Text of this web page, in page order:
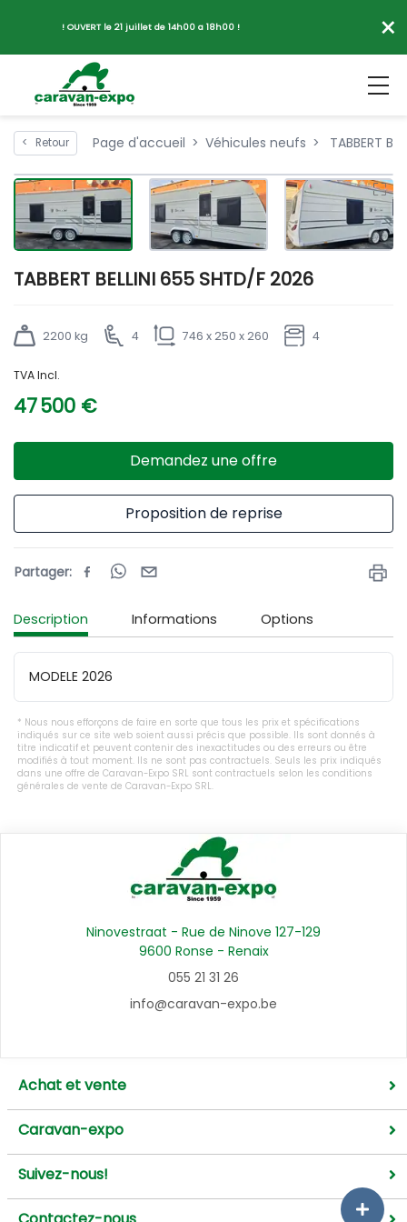
! OUVERT le 21 juillet de 14h00 a 18h00 ! ×
< Retour Page d'accueil Véhicules neufs TABBERT
TABBERT BELLINI 655 SHTD/F 2026
2200 kg 4 746 x 250 x 260 4
TVA Incl.
47 500 €
Demandez une offre
Proposition de reprise
Partager:
Description Informations Options
MODELE 2026
Nous nous efforçons de faire en sorte que tous les prix et spécifications
indiqués sur ce site web soient aussi précis que possible. Ils sont donnés à
titre indicatif et peuvent contenir des inexactitudes ou des erreurs ou être
modifiés à tout moment. Ils ne sont pas contractuels. Seuls les prix indiqués
dans une offre de Caravan-Expo SRL sont contractuels selon les conditions
générales de vente de Caravan-Expo SRL.
Ninovestraat - Rue de Ninove 127-129
9600 Ronse - Renaix
055 21 31 26
info@caravan-expo.be
Achat et vente
Caravan-expo
Suivez-nous!